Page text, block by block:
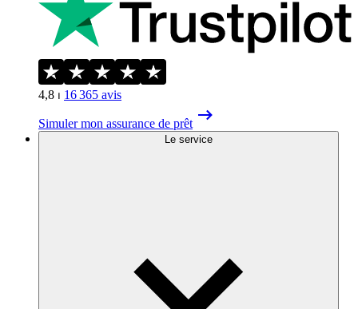
4,8 ⏐ 16 365 avis
Simuler mon assurance de prêt
Le service